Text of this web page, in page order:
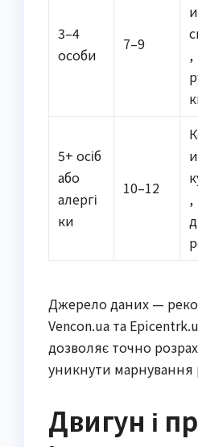
3–4
особи
7–9
,
5+ осіб
або
алергі
ки
10–12
,
Джерело даних —
Vencon.ua та
дозволяє точно
уникнути марнування
Двигун і